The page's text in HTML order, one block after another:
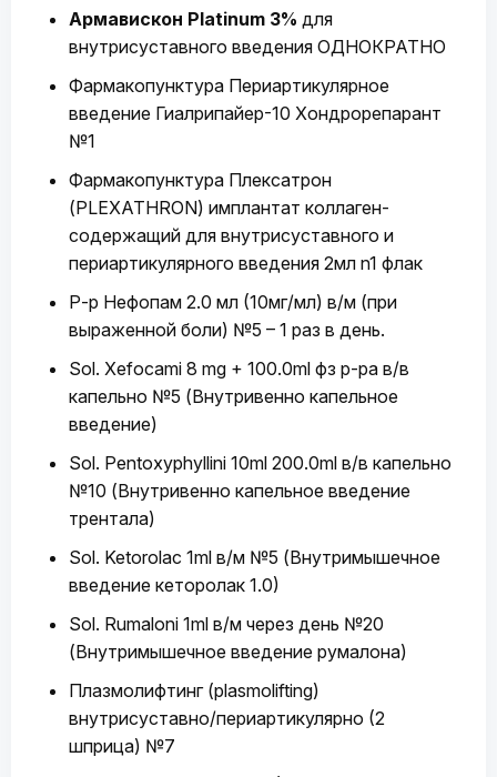
Армавискон Platinum 3% для
внутрисуставного введения ОДНОКРАТНО
Фармакопунктура Периартикулярное
введение Гиалрипайер-10 Хондрорепарант
№1
Фармакопунктура Плексатрон
(PLEXATHRON) имплантат коллаген-
содержащий для внутрисуставного и
периартикулярного введения 2мл n1 флак
Р-р Нефопам 2.0 мл (10мг/мл) в/м (при
выраженной боли) №5 – 1 раз в день.
Sol. Xefocami 8 mg + 100.0ml фз р-ра в/в
капельно №5 (Внутривенно капельное
введение)
Sol. Pentoxyphyllini 10ml 200.0ml в/в капельно
№10 (Внутривенно капельное введение
трентала)
Sol. Ketorolac 1ml в/м №5 (Внутримышечное
введение кеторолак 1.0)
Sol. Rumaloni 1ml в/м через день №20
(Внутримышечное введение румалона)
Плазмолифтинг (plasmolifting)
внутрисуставно/периартикулярно (2
шприца) №7